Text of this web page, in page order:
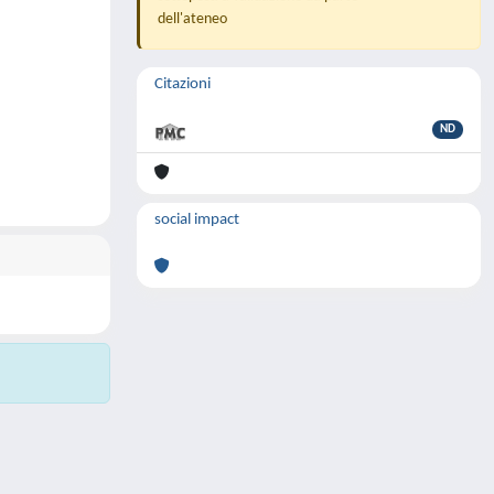
dell'ateneo
Citazioni
ND
social impact